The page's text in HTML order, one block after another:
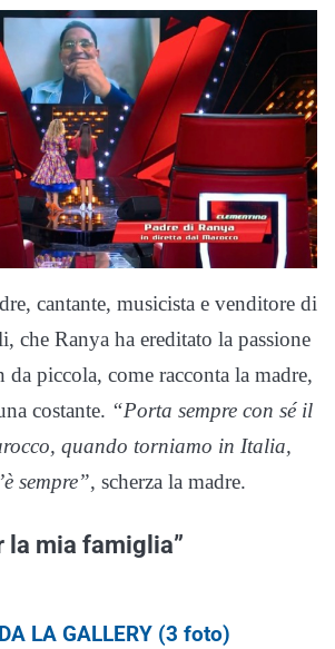
cantante, musicista e venditore di
che Ranya ha ereditato la passione
da piccola, come racconta la madre,
costante. “Porta sempre con sé il
quando torniamo in Italia,
sempre”, scherza la madre.
la mia famiglia”
LA GALLERY (3 foto)